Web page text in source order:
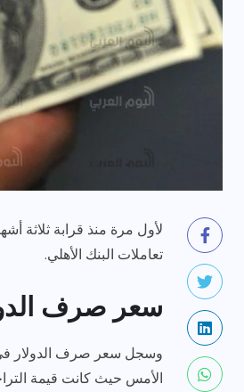
تعاملات البنك الأهلي.
سعر صرف
الأمس حيث كانت قيمة التراجع بنسبة 6 قروش وبلغ 17.95 جنيه
رياضة
رصد
ديسمبر 23,
نجوم